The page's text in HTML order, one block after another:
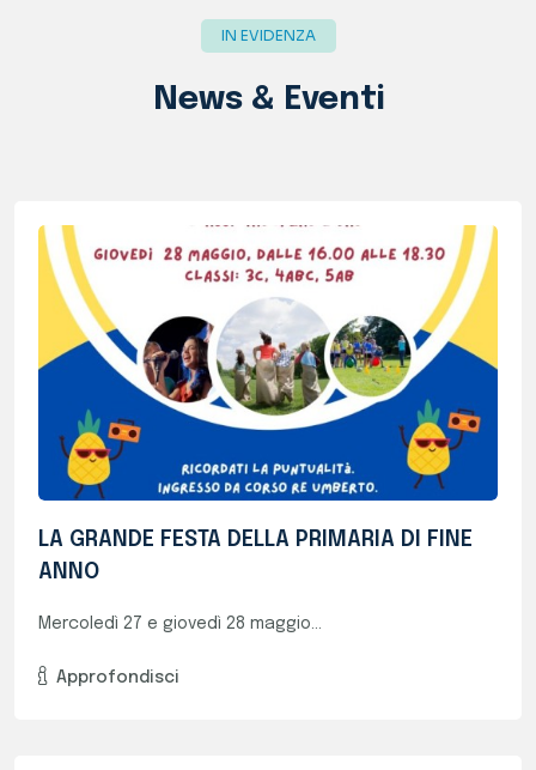
LA GRANDE FESTA DELLA PRIMARIA DI FINE
ANNO
Mercoledì 27 e giovedì 28 maggio...
Approfondisci